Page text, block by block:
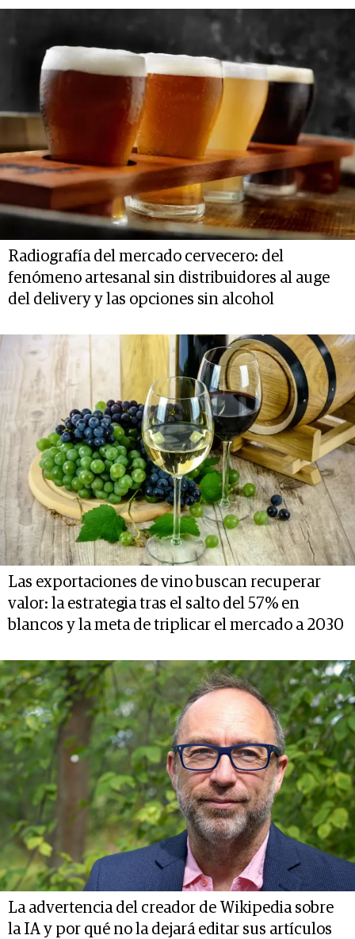
Radiografía del mercado cervecero: del
fenómeno artesanal sin distribuidores al auge
del delivery y las opciones sin alcohol
Las exportaciones de vino buscan recuperar
valor: la estrategia tras el salto del 57% en
blancos y la meta de triplicar el mercado a 2030
La advertencia del creador de Wikipedia sobre
la IA y por qué no la dejará editar sus artículos